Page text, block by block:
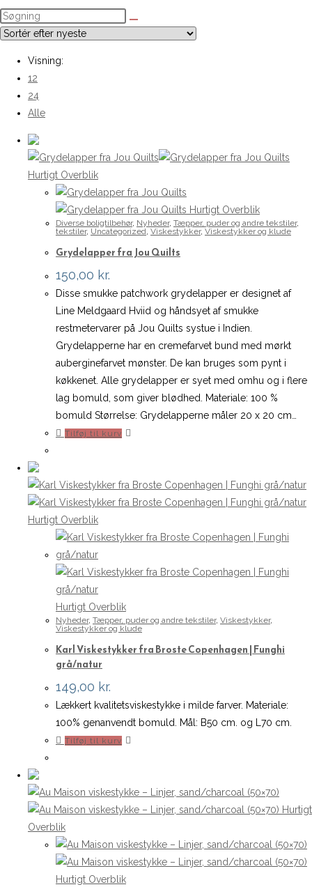
Visning:
12
24
Alle
Hurtigt Overblik
Hurtigt Overblik
Diverse boligtilbehør, Nyheder, Tæpper, puder og andre tekstiler,
tekstiler, Uncategorized, Viskestykker, Viskestykker og klude
Grydelapper fra Jou Quilts
150,00 kr.
Disse smukke patchwork grydelapper er designet af
Line Meldgaard Hviid og håndsyet af smukke
restmetervarer på Jou Quilts systue i Indien.
Grydelapperne har en cremefarvet bund med mørkt
auberginefarvet mønster. De kan bruges som pynt i
køkkenet. Alle grydelapper er syet med omhu og i flere
lag bomuld, som giver blødhed. Materiale: 100 %
bomuld Størrelse: Grydelapperne måler 20 x 20 cm…
Tilføj til kurv
Hurtigt Overblik
Hurtigt Overblik
Nyheder, Tæpper, puder og andre tekstiler, Viskestykker,
Viskestykker og klude
Karl Viskestykker fra Broste Copenhagen | Funghi
grå/natur
149,00 kr.
Lækkert kvalitetsviskestykke i milde farver. Materiale:
100% genanvendt bomuld. Mål: B50 cm. og L70 cm.
Tilføj til kurv
Hurtigt
Overblik
Hurtigt Overblik